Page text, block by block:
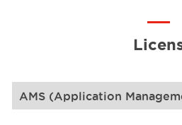
Events